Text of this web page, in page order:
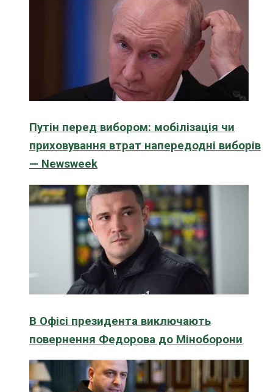
Путін перед вибором: мобілізація чи
приховування втрат напередодні виборів
— Newsweek
В Офісі президента виключають
повернення Федорова до Міноборони